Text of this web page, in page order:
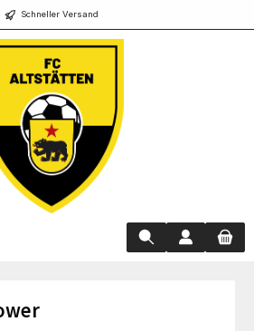
Schneller Versand